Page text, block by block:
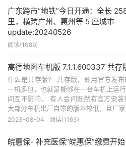
广东跨市“地铁”今日开通：全长
里，横跨广州、惠州等 5 座城市
update:20240526
阅读(1089)
高德地图车机版 7.1.1.600337 共
什么是共存版？ 共存版，即用官方发
一机多包，也就是能够在一台车机上运
间互不影响。 有人会问既然有官方安
大部分车机出厂自带的版本较低，且厂
2023-08-04 阅读(1163)
皖惠保- 补充医保“皖惠保”缴费开